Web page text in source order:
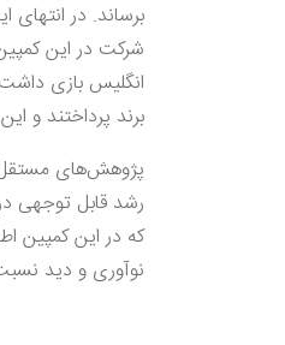
شرکت در این
انگلیس بازی
برند پرداختند و
نوآوری و دید